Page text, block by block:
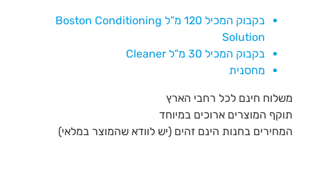
בקבוק המכיל 120 מ”ל Boston Conditioning
Solution
בקבוק המכיל 30 מ”ל Cleaner
מחסנית
משלוח חינם לכל רחבי הארץ
תוקף המוצרים ארוכים במיוחד
המחירים בחנות הינם זהים (יש לוודא שהמוצר במלאי)